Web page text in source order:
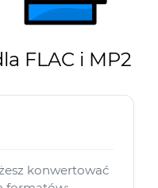
FLAC i MP2
konwertować